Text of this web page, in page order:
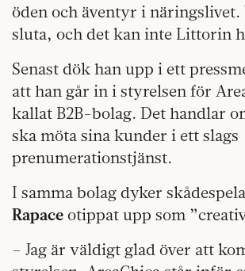
öden och äventyr i
sluta, och det kan inte Littorin
Senast dök han upp i ett
att han går in i styrelsen för
kallat B2B-bolag. Det handlar
ska möta sina kunder i ett slags
prenumerationstjänst.
I samma bolag dyker
Rapace otippat upp som
– Jag är väldigt glad över att